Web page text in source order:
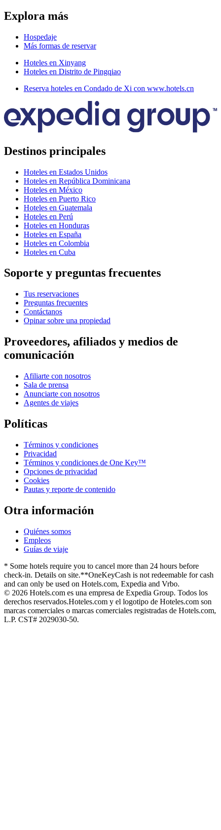
Explora más
Hospedaje
Más formas de reservar
Hoteles en Xinyang
Hoteles en Distrito de Pingqiao
Reserva hoteles en Condado de Xi con www.hotels.cn
Destinos principales
Hoteles en Estados Unidos
Hoteles en República Dominicana
Hoteles en México
Hoteles en Puerto Rico
Hoteles en Guatemala
Hoteles en Perú
Hoteles en Honduras
Hoteles en España
Hoteles en Colombia
Hoteles en Cuba
Soporte y preguntas frecuentes
Tus reservaciones
Preguntas frecuentes
Contáctanos
Opinar sobre una propiedad
Proveedores, afiliados y medios de
comunicación
Afiliarte con nosotros
Sala de prensa
Anunciarte con nosotros
Agentes de viajes
Políticas
Términos y condiciones
Privacidad
Términos y condiciones de One Key™
Opciones de privacidad
Cookies
Pautas y reporte de contenido
Otra información
Quiénes somos
Empleos
Guías de viaje
* Some hotels require you to cancel more than 24 hours before
check-in. Details on site.**OneKeyCash is not redeemable for cash
and can only be used on Hotels.com, Expedia and Vrbo.
© 2026 Hotels.com es una empresa de Expedia Group. Todos los
derechos reservados.Hoteles.com y el logotipo de Hoteles.com son
marcas comerciales o marcas comerciales registradas de Hotels.com,
L.P. CST# 2029030-50.